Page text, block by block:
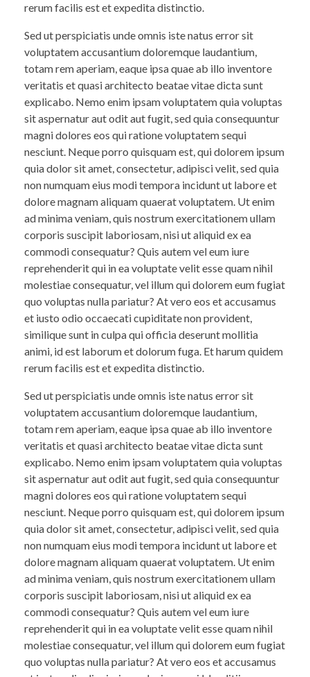
rerum facilis est et expedita distinctio.
Sed ut perspiciatis unde omnis iste natus error sit
voluptatem accusantium doloremque laudantium,
totam rem aperiam, eaque ipsa quae ab illo inventore
veritatis et quasi architecto beatae vitae dicta sunt
explicabo. Nemo enim ipsam voluptatem quia voluptas
sit aspernatur aut odit aut fugit, sed quia consequuntur
magni dolores eos qui ratione voluptatem sequi
nesciunt. Neque porro quisquam est, qui dolorem ipsum
quia dolor sit amet, consectetur, adipisci velit, sed quia
non numquam eius modi tempora incidunt ut labore et
dolore magnam aliquam quaerat voluptatem. Ut enim
ad minima veniam, quis nostrum exercitationem ullam
corporis suscipit laboriosam, nisi ut aliquid ex ea
commodi consequatur? Quis autem vel eum iure
reprehenderit qui in ea voluptate velit esse quam nihil
molestiae consequatur, vel illum qui dolorem eum fugiat
quo voluptas nulla pariatur? At vero eos et accusamus
et iusto odio occaecati cupiditate non provident,
similique sunt in culpa qui officia deserunt mollitia
animi, id est laborum et dolorum fuga. Et harum quidem
rerum facilis est et expedita distinctio.
Sed ut perspiciatis unde omnis iste natus error sit
voluptatem accusantium doloremque laudantium,
totam rem aperiam, eaque ipsa quae ab illo inventore
veritatis et quasi architecto beatae vitae dicta sunt
explicabo. Nemo enim ipsam voluptatem quia voluptas
sit aspernatur aut odit aut fugit, sed quia consequuntur
magni dolores eos qui ratione voluptatem sequi
nesciunt. Neque porro quisquam est, qui dolorem ipsum
quia dolor sit amet, consectetur, adipisci velit, sed quia
non numquam eius modi tempora incidunt ut labore et
dolore magnam aliquam quaerat voluptatem. Ut enim
ad minima veniam, quis nostrum exercitationem ullam
corporis suscipit laboriosam, nisi ut aliquid ex ea
commodi consequatur? Quis autem vel eum iure
reprehenderit qui in ea voluptate velit esse quam nihil
molestiae consequatur, vel illum qui dolorem eum fugiat
quo voluptas nulla pariatur? At vero eos et accusamus